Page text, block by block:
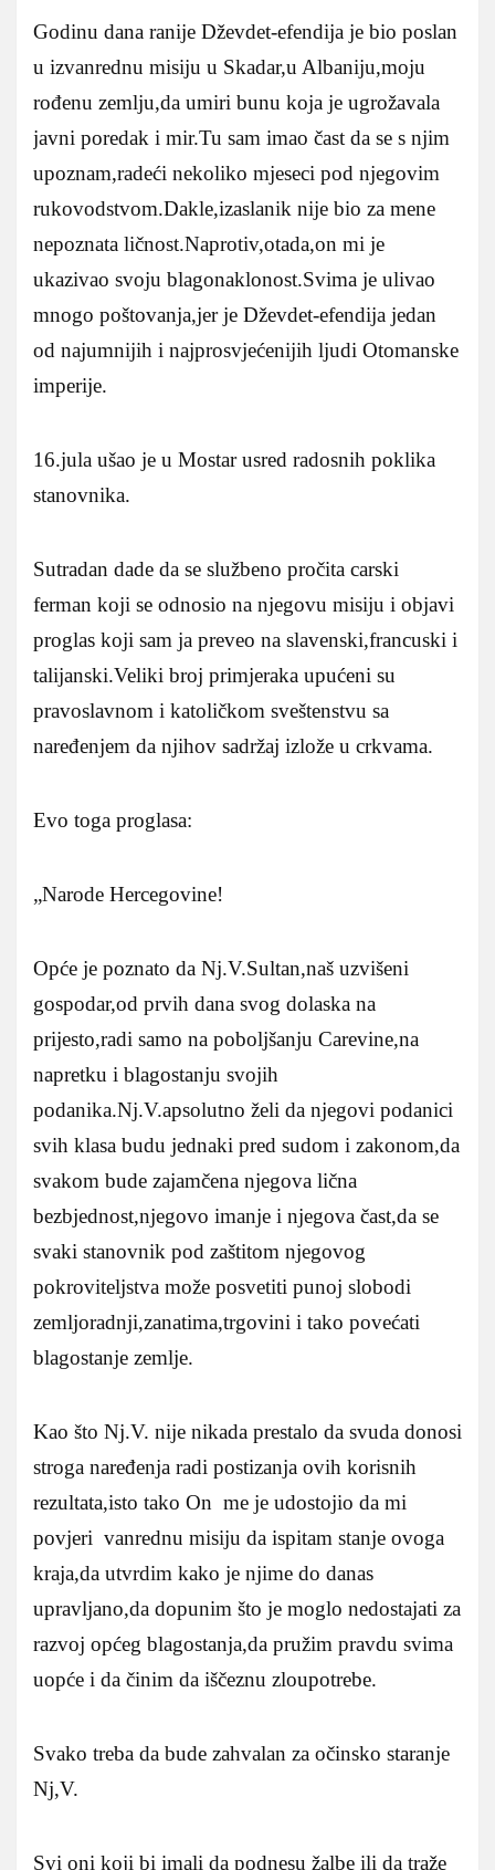
Godinu dana ranije Dževdet-efendija je bio poslan
u izvanrednu misiju u Skadar,u Albaniju,moju
rođenu zemlju,da umiri bunu koja je ugrožavala
javni poredak i mir.Tu sam imao čast da se s njim
upoznam,radeći nekoliko mjeseci pod njegovim
rukovodstvom.Dakle,izaslanik nije bio za mene
nepoznata ličnost.Naprotiv,otada,on mi je
ukazivao svoju blagonaklonost.Svima je ulivao
mnogo poštovanja,jer je Dževdet-efendija jedan
od najumnijih i najprosvjećenijih ljudi Otomanske
imperije.
16.jula ušao je u Mostar usred radosnih poklika
stanovnika.
Sutradan dade da se službeno pročita carski
ferman koji se odnosio na njegovu misiju i objavi
proglas koji sam ja preveo na slavenski,francuski i
talijanski.Veliki broj primjeraka upućeni su
pravoslavnom i katoličkom sveštenstvu sa
naređenjem da njihov sadržaj izlože u crkvama.
Evo toga proglasa:
„Narode Hercegovine!
Opće je poznato da Nj.V.Sultan,naš uzvišeni
gospodar,od prvih dana svog dolaska na
prijesto,radi samo na poboljšanju Carevine,na
napretku i blagostanju svojih
podanika.Nj.V.apsolutno želi da njegovi podanici
svih klasa budu jednaki pred sudom i zakonom,da
svakom bude zajamčena njegova lična
bezbjednost,njegovo imanje i njegova čast,da se
svaki stanovnik pod zaštitom njegovog
pokroviteljstva može posvetiti punoj slobodi
zemljoradnji,zanatima,trgovini i tako povećati
blagostanje zemlje.
Kao što Nj.V. nije nikada prestalo da svuda donosi
stroga naređenja radi postizanja ovih korisnih
rezultata,isto tako On me je udostojio da mi
povjeri vanrednu misiju da ispitam stanje ovoga
kraja,da utvrdim kako je njime do danas
upravljano,da dopunim što je moglo nedostajati za
razvoj općeg blagostanja,da pružim pravdu svima
uopće i da činim da iščeznu zloupotrebe.
Svako treba da bude zahvalan za očinsko staranje
Nj,V.
Svi oni koji bi imali da podnesu žalbe ili da traže